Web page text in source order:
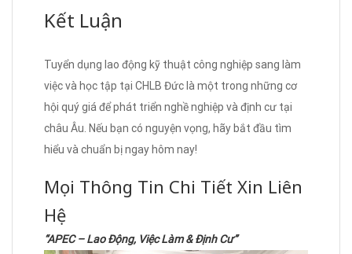
Kết Luận
Tuyển dụng lao động kỹ thuật công nghiệp sang làm
việc và học tập tại CHLB Đức là một trong những cơ
hội quý giá để phát triển nghề nghiệp và định cư tại
châu Âu. Nếu bạn có nguyện vọng, hãy bắt đầu tìm
hiểu và chuẩn bị ngay hôm nay!
Mọi Thông Tin Chi Tiết Xin Liên
Hệ
“APEC – Lao Động, Việc Làm & Định Cư”